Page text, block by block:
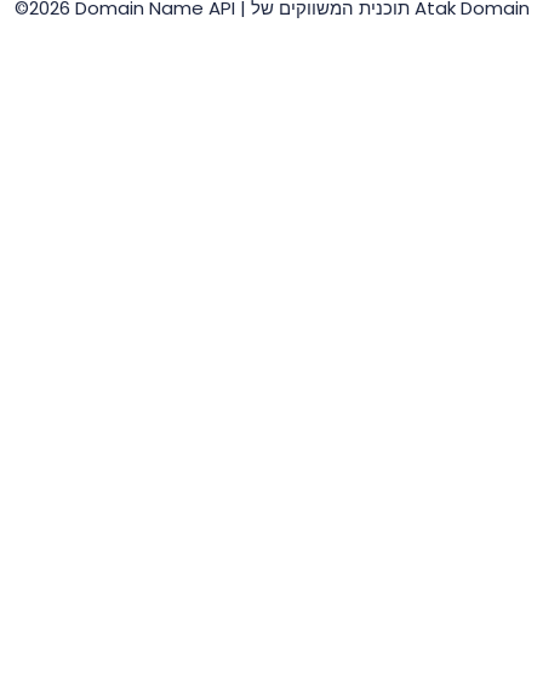
©2026 Domain Name API | תוכנית המשווקים של Atak Domain